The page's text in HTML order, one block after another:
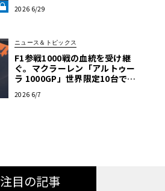
《LE VOLANT LAB》
2026 6/29
ニュース＆トピックス
F1参戦1000戦の血統を受け継
ぐ。マクラーレン「アルトゥー
ラ 1000GP」世界限定10台で発
2026 6/7
注目の記事